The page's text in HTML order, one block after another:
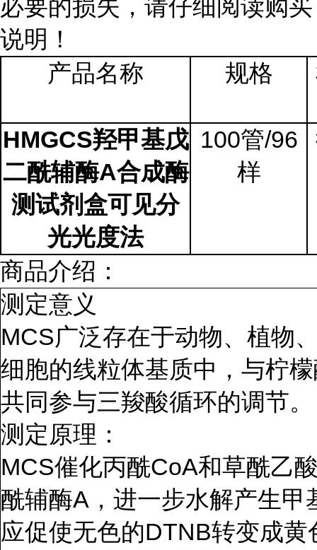
必要的损失，请仔细阅读购买
说明！
产品名称 规格
HMGCS羟甲基戊
二酰辅酶A合成酶
测试剂盒可见分
光光度法
100管/96
样
商品介绍：
测定意义
MCS广泛存在于动物、植物
细胞的线粒体基质中，与柠
共同参与三羧酸循环的调节。
测定原理：
MCS催化丙酰CoA和草酰乙
酰辅酶A ，进一步水解产生
应促使无色的DTNB转变成黄